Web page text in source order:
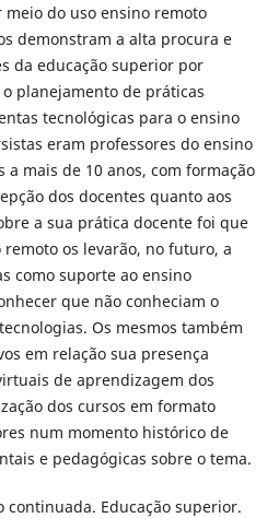
do uso ensino remoto
demonstram a alta procura e
da educação superior por
planejamento de práticas
tecnológicas para o ensino
eram professores do ensino
mais de 10 anos, com formação
dos docentes quanto aos
a sua prática docente foi que
os levarão, no futuro, a
como suporte ao ensino
que não conheciam o
Os mesmos também
em relação sua presença
de aprendizagem dos
dos cursos em formato
num momento histórico de
e pedagógicas sobre o tema.
continuada. Educação superior.